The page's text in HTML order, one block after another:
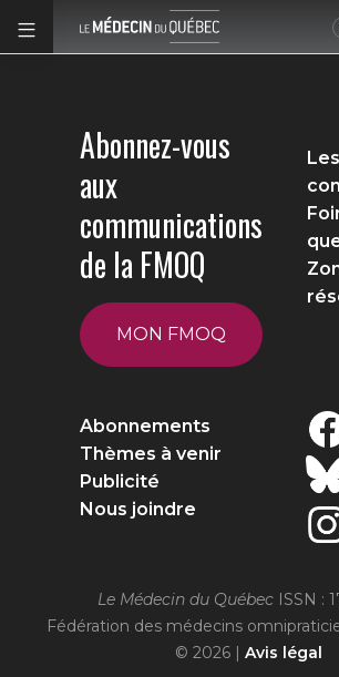
Abonnez-vous
aux
communications
de la FMOQ
MON FMOQ
Les
Abonnements
Thèmes à venir
Publicité
Nous joindre
Le Médecin du Québec ISSN :
Fédération des médecins
© 2026 | Avis légal